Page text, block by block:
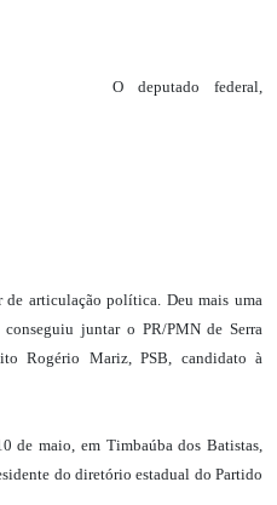
O deputado federal,
articulação política. Deu mais uma
juntar o PR/PMN de Serra
Rogério Mariz, PSB, candidato à
de maio, em Timbaúba dos Batistas,
do diretório estadual do Partido